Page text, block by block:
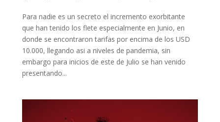
Para nadie es un secreto el incremento exorbitante
que han tenido los flete especialmente en Junio, en
donde se encontraron tarifas por encima de los USD
10.000, llegando asi a niveles de pandemia, sin
embargo para inicios de este de Julio se han venido
presentando...